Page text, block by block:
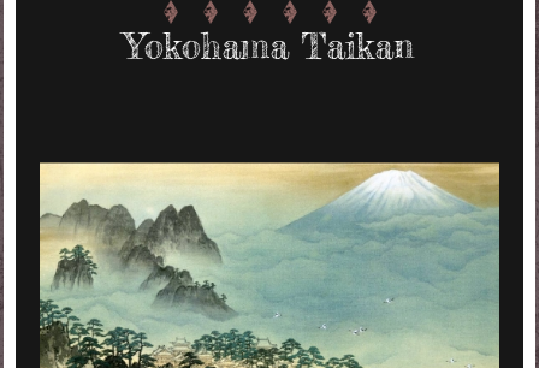
Yokohama Taikan